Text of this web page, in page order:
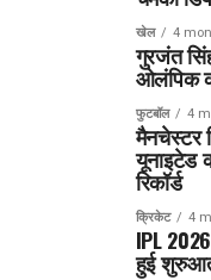
खेल 4
गुरजंत
ओलंपिक
फुटबॉल 4
मैनचेस्टर
यूनाइटेड
रिकॉर्ड
क्रिकेट 4
IPL
हुई